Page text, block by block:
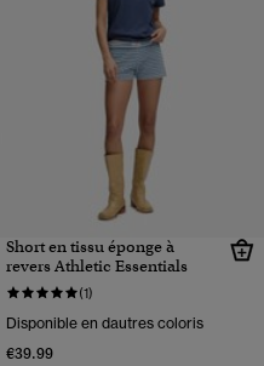
Short en tissu éponge à
revers Athletic Essentials
(1)
Disponible en dautres coloris
€39.99